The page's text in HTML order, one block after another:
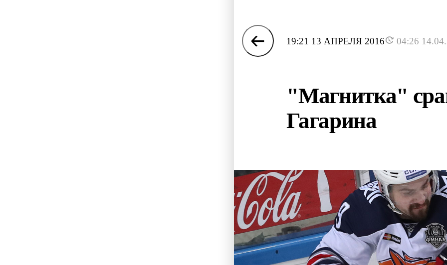
19:21 13 АПРЕЛЯ 2016 04:26
"Магнитка"
Гагарина